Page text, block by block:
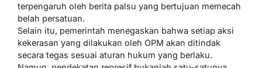
terpengaruh oleh berita palsu yang bertujuan memecah
belah persatuan.
Selain itu, pemerintah menegaskan bahwa setiap aksi
kekerasan yang dilakukan oleh OPM akan ditindak
secara tegas sesuai aturan hukum yang berlaku.